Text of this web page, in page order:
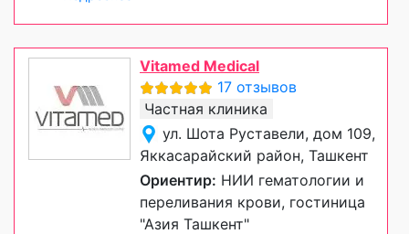
Vitamed Medical
17 отзывов
Частная клиника
ул. Шота Руставели, дом 109,
Яккасарайский район, Ташкент
Ориентир: НИИ гематологии и
переливания крови, гостиница
"Азия Ташкент"